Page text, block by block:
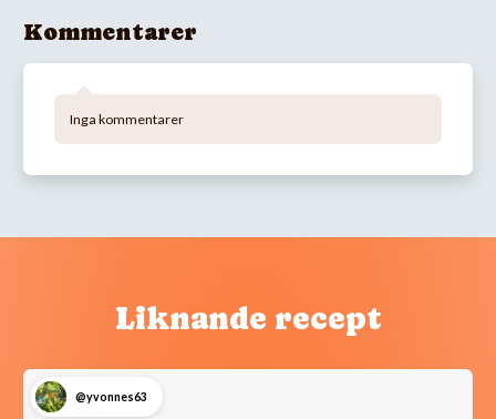
Kommentarer
Inga kommentarer
Liknande recept
@yvonnes63